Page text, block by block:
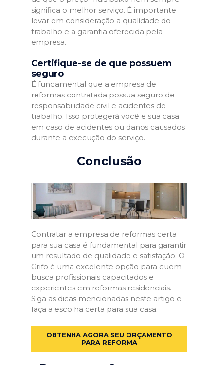
significa o melhor serviço. É importante
levar em consideração a qualidade do
trabalho e a garantia oferecida pela
empresa.
Certifique-se de que possuem
seguro
É fundamental que a empresa de
reformas contratada possua seguro de
responsabilidade civil e acidentes de
trabalho. Isso protegerá você e sua casa
em caso de acidentes ou danos causados
durante a execução do serviço.
Conclusão
Contratar a empresa de reformas certa
para sua casa é fundamental para garantir
um resultado de qualidade e satisfação. O
Grifo é uma excelente opção para quem
busca profissionais capacitados e
experientes em reformas residenciais.
Siga as dicas mencionadas neste artigo e
faça a escolha certa para sua casa.
OBTENHA AGORA SEU ORÇAMENTO
PARA REFORMA